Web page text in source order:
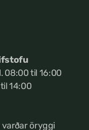
08:00 til 16:00
14:00
varðar öryggi